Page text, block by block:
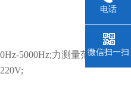
5000Hz;力测量范
电话
微信扫一扫